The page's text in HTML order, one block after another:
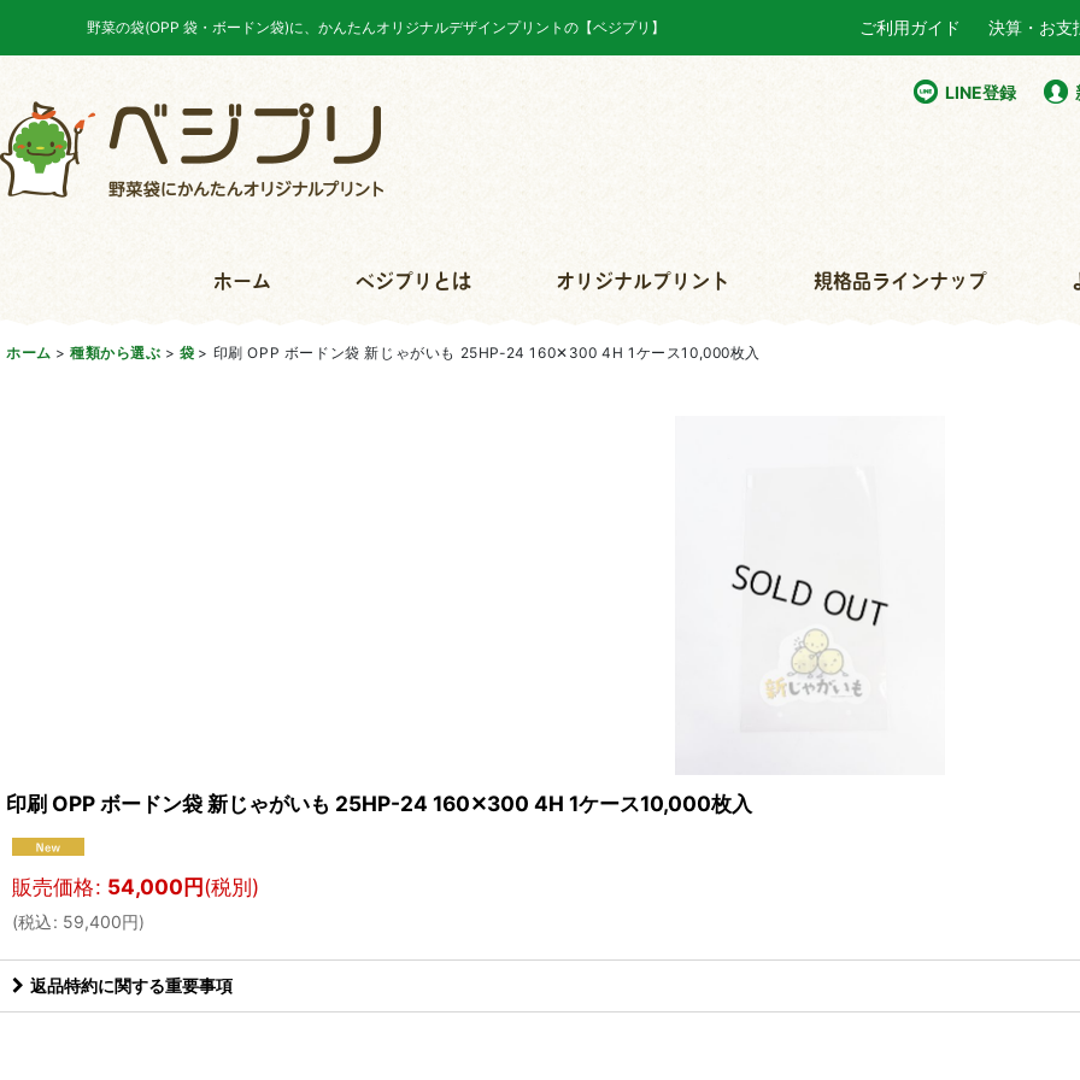
野菜の袋(OPP 袋・ボードン袋)に、かんたんオリジナルデザインプリントの【ベジプリ】 ご利用ガイド 決算・お支
LINE登録
ホーム ベジプリとは オリジナルプリント 規格品ラインナップ
ホーム > 種類から選ぶ > 袋 > 印刷 OPP ボードン袋 新じゃがいも 25HP-24 160✕300 4H 1ケース10,000枚入
印刷 OPP ボードン袋 新じゃがいも 25HP-24 160✕300 4H 1ケース10,000枚入
販売価格: 54,000円(税別)
(税込: 59,400円)
返品特約に関する重要事項